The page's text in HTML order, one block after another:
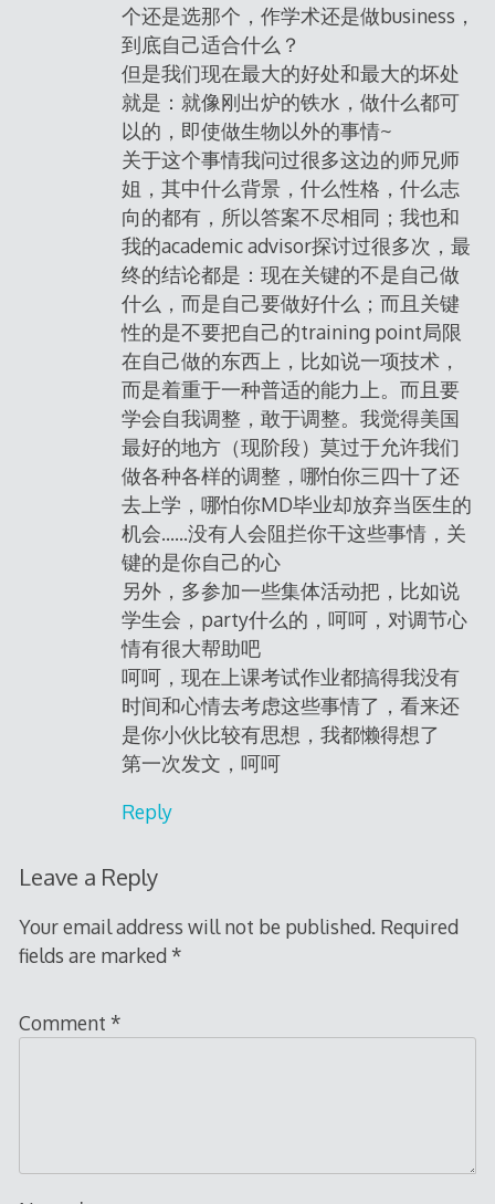
个还是选那个，作学术还是做business，
到底自己适合什么？
但是我们现在最大的好处和最大的坏处
就是：就像刚出炉的铁水，做什么都可
以的，即使做生物以外的事情~
关于这个事情我问过很多这边的师兄师
姐，其中什么背景，什么性格，什么志
向的都有，所以答案不尽相同；我也和
我的academic advisor探讨过很多次，最
终的结论都是：现在关键的不是自己做
什么，而是自己要做好什么；而且关键
性的是不要把自己的training point局限
在自己做的东西上，比如说一项技术，
而是着重于一种普适的能力上。而且要
学会自我调整，敢于调整。我觉得美国
最好的地方（现阶段）莫过于允许我们
做各种各样的调整，哪怕你三四十了还
去上学，哪怕你MD毕业却放弃当医生的
机会……没有人会阻拦你干这些事情，关
键的是你自己的心
另外，多参加一些集体活动把，比如说
学生会，party什么的，呵呵，对调节心
情有很大帮助吧
呵呵，现在上课考试作业都搞得我没有
时间和心情去考虑这些事情了，看来还
是你小伙比较有思想，我都懒得想了
第一次发文，呵呵
Reply
Leave a Reply
Your email address will not be published. Required
fields are marked *
Comment *